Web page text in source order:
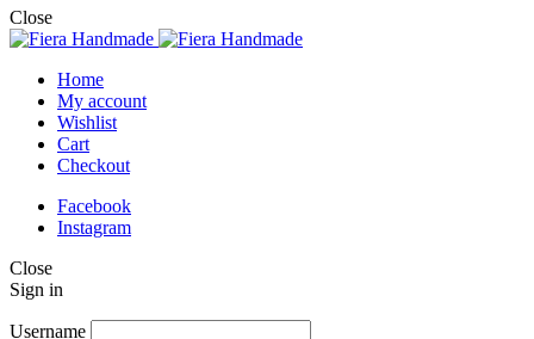
Close
Home
My account
Wishlist
Cart
Checkout
Facebook
Instagram
Close
Sign in
Username